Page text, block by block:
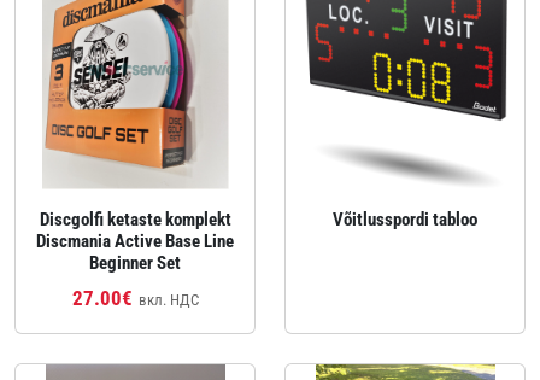
Discgolfi ketaste komplekt
Discmania Active Base Line
Beginner Set
27.00€ вкл. НДС
Võitlusspordi tabloo